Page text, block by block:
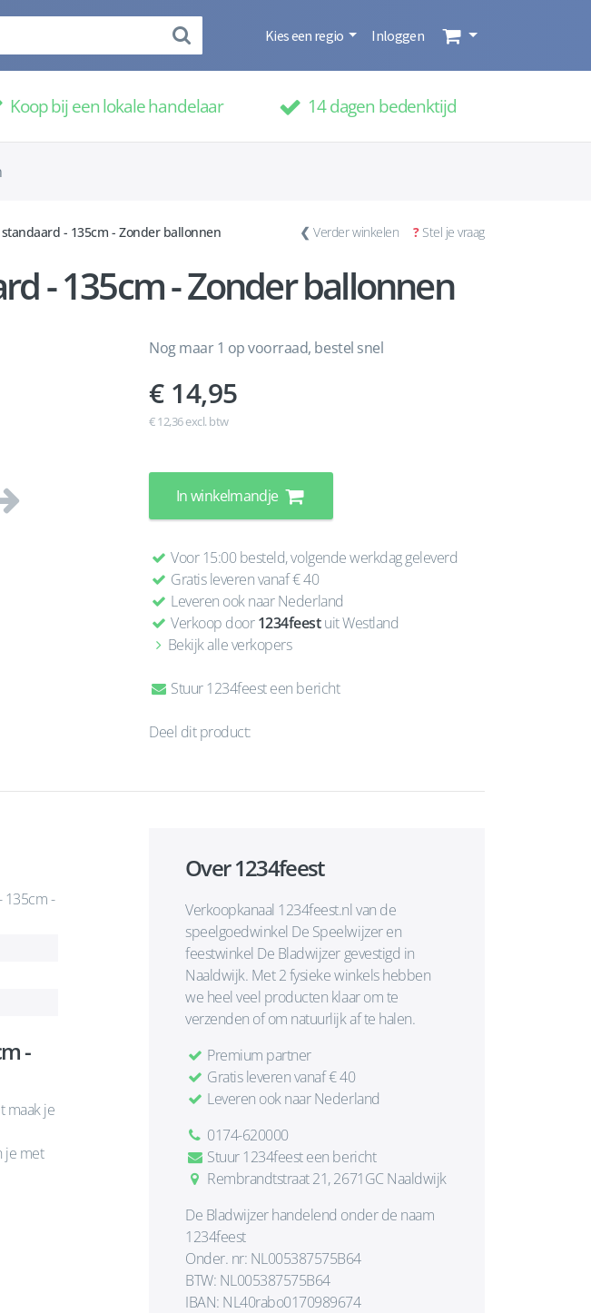
Kies een regio Inloggen
Koop bij een lokale handelaar 14 dagen bedenktijd
- 135cm - Zonder ballonnen ❮ Verder winkelen ? Stel je vraag
- 135cm - Zonder ballonnen
Volgende
Nog maar 1 op voorraad, bestel snel
14,95
€ 12,36 excl. btw
In winkelmandje
Voor 15:00 besteld, volgende werkdag geleverd
Gratis leveren vanaf € 40
Leveren ook naar Nederland
Verkoop door1234feestuit Westland
Bekijk alle verkopers
Stuur 1234feest een bericht
Deel dit product:
135cm -
-
maak je
je met
Over 1234feest
Verkoopkanaal 1234feest.nl van de
speelgoedwinkel De Speelwijzer en
feestwinkel De Bladwijzer gevestigd in
Naaldwijk. Met 2 fysieke winkels hebben
we heel veel producten klaar om te
verzenden of om natuurlijk af te halen.
Premium partner
Gratis leveren vanaf € 40
Leveren ook naar Nederland
0174-620000
Stuur 1234feest een bericht
Rembrandtstraat 21, 2671GC Naaldwijk
De Bladwijzer handelend onder de naam
1234feest
Onder. nr: NL005387575B64
BTW: NL005387575B64
IBAN: NL40rabo0170989674